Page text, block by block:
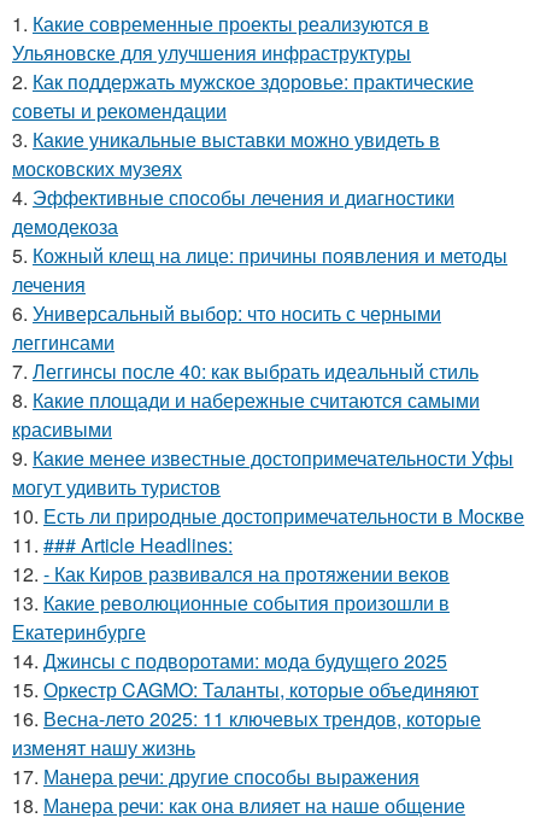
1. Какие современные проекты реализуются в
Ульяновске для улучшения инфраструктуры
2. Как поддержать мужское здоровье: практические
советы и рекомендации
3. Какие уникальные выставки можно увидеть в
московских музеях
4. Эффективные способы лечения и диагностики
демодекоза
5. Кожный клещ на лице: причины появления и методы
лечения
6. Универсальный выбор: что носить с черными
леггинсами
7. Леггинсы после 40: как выбрать идеальный стиль
8. Какие площади и набережные считаются самыми
красивыми
9. Какие менее известные достопримечательности Уфы
могут удивить туристов
10. Есть ли природные достопримечательности в Москве
11. ### Article Headlines:
12. - Как Киров развивался на протяжении веков
13. Какие революционные события произошли в
Екатеринбурге
14. Джинсы с подворотами: мода будущего 2025
15. Оркестр CAGMO: Таланты, которые объединяют
16. Весна-лето 2025: 11 ключевых трендов, которые
изменят нашу жизнь
17. Манера речи: другие способы выражения
18. Манера речи: как она влияет на наше общение